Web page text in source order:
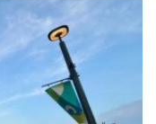
في
(إكسبو